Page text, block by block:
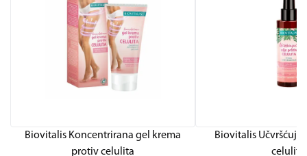
Biovitalis Koncentrirana gel krema
protiv celulita
Biovitalis
celulita